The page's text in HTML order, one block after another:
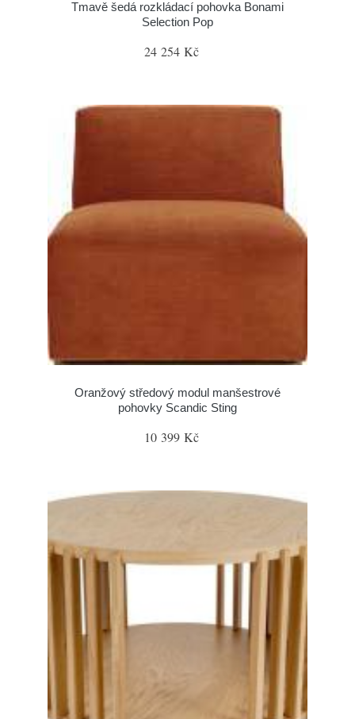
Tmavě šedá rozkládací pohovka Bonami
Selection Pop
24 254 Kč
Oranžový středový modul manšestrové
pohovky Scandic Sting
10 399 Kč